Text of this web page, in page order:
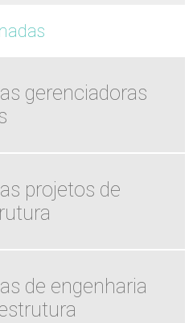
gerenciadoras
projetos de
de engenharia